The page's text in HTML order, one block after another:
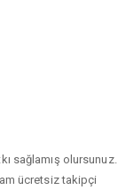
sağlamış olursunuz.
ücretsiz takipçi